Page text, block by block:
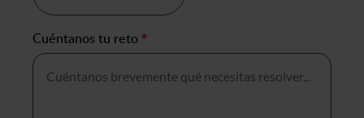
Cuéntanos tu reto*